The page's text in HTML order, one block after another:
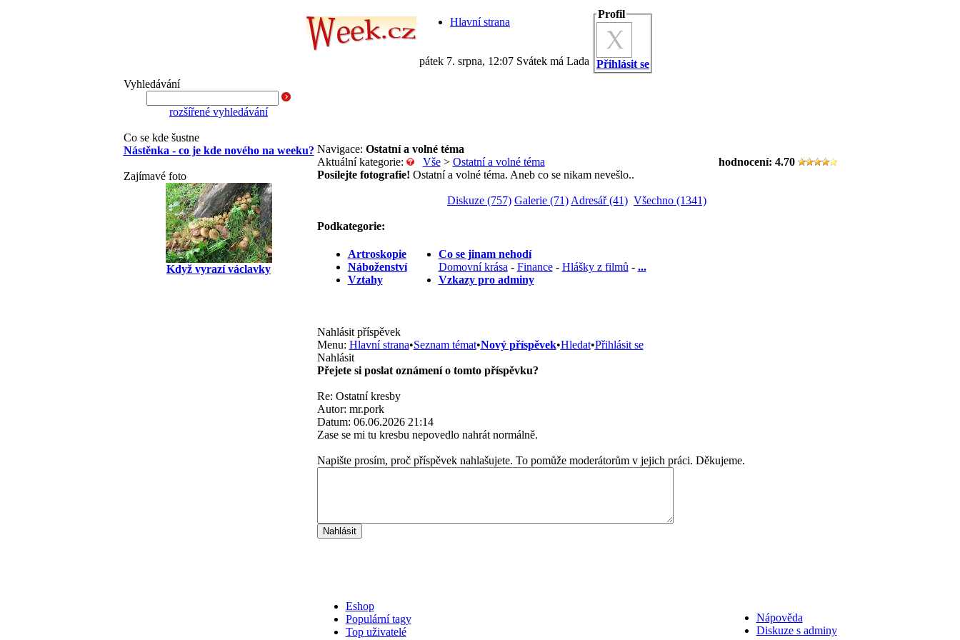
Hlavní strana
pátek 7. srpna, 12:07 Svátek má Lada
Profil
Přihlásit se
Vyhledávání
rozšířené vyhledávání
Co se kde šustne
Nástěnka - co je kde nového na weeku?
Zajímavé foto
Když vyrazí václavky
Navigace: Ostatní a volné téma
hodnocení: 4.70
Aktuální kategorie: Vše> Ostatní a volné téma
Posílejte fotografie! Ostatní a volné téma. Aneb co se nikam nevešlo..
Diskuze (757) Galerie (71) Adresář (41) Všechno (1341)
Podkategorie:
Artroskopie
Náboženství
Vztahy
Co se jinam nehodí
Domovní krása - Finance- Hlášky z filmů - ...
Vzkazy pro adminy
Nahlásit příspěvek
Menu: Hlavní strana•Seznam témat•Nový příspěvek•Hledat•Přihlásit se
Nahlásit
Přejete si poslat oznámení o tomto příspěvku?
Re: Ostatní kresby
Autor: mr.pork
Datum: 06.06.2026 21:14
Zase se mi tu kresbu nepovedlo nahrát normálně.
Napište prosím, proč příspěvek nahlašujete. To pomůže moderátorům v jejich práci. Děkujeme.
Nápověda
Diskuze s adminy
Eshop
Populární tagy
Top uživatelé